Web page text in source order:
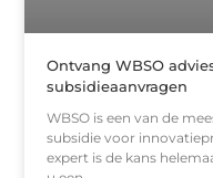
Ontvang WBSO
subsidieaanvragen
WBSO is een van de
subsidie voor
expert is de kans